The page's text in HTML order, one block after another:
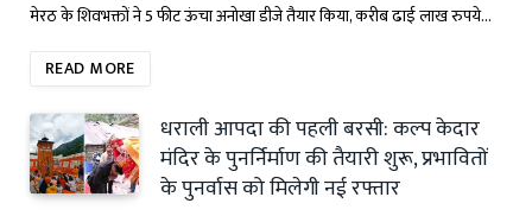
मेरठ के शिवभक्तों ने 5 फीट ऊंचा अनोखा डीजे तैयार किया, करीब ढाई लाख रुपये…
READ MORE
धराली आपदा की पहली बरसी: कल्प केदार
मंदिर के पुनर्निर्माण की तैयारी शुरू, प्रभावितों
के पुनर्वास को मिलेगी नई रफ्तार